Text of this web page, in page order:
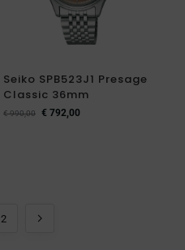
Seiko SPB523J1 Presage
Classic 36mm
€990,00 € 792,00
2